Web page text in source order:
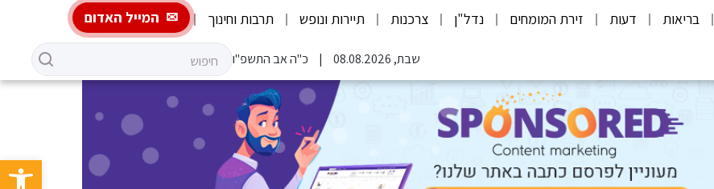
פתח
בריאות דעות זירת המומחים נדל"ן צרכנות תיירות ונופש תרבות וחינוך המייל האדום
שבת, 08.08.2026 כ"ה אב התשפ"ו